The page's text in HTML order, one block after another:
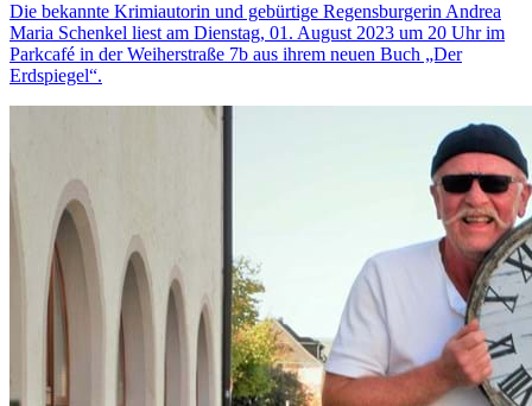
Die bekannte Krimiautorin und gebürtige Regensburgerin Andrea
Maria Schenkel liest am Dienstag, 01. August 2023 um 20 Uhr im
Parkcafé in der Weiherstraße 7b aus ihrem neuen Buch „Der
Erdspiegel“.